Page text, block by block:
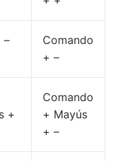
–
Comando
+ –
+
Comando
+ Mayús
+ –